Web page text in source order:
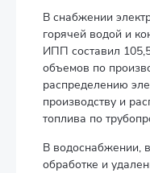
В снабжении
горячей водой и
ИПП составил
объемов по
распределению
производству и
топлива по
В водоснабжении,
обработке и